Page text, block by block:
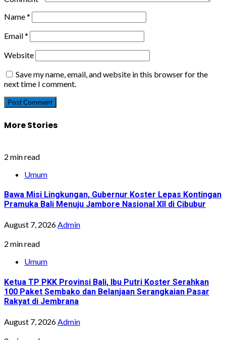
Name*
Email*
Website
Save my name, email, and website in this browser for the
next time I comment.
More Stories
2 min read
Umum
Bawa Misi Lingkungan, Gubernur Koster Lepas Kontingan
Pramuka Bali Menuju Jambore Nasional XII di Cibubur
August 7, 2026Admin
2 min read
Umum
Ketua TP PKK Provinsi Bali, Ibu Putri Koster Serahkan
100 Paket Sembako dan Belanjaan Serangkaian Pasar
Rakyat di Jembrana
August 7, 2026Admin